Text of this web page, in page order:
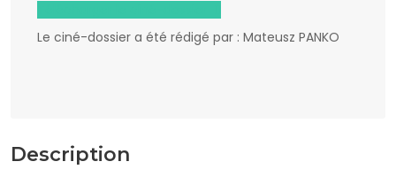
Le ciné-dossier a été rédigé par : Mateusz PANKO
Description